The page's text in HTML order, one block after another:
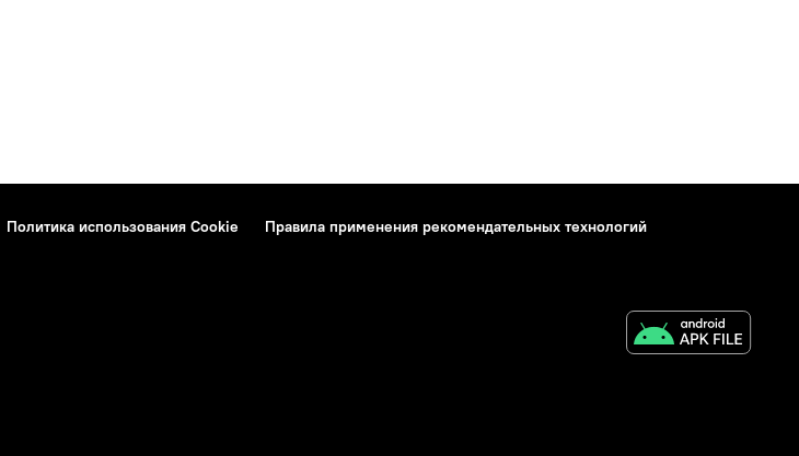
Политика использования Cookie
Правила применения рекомендательных технологий